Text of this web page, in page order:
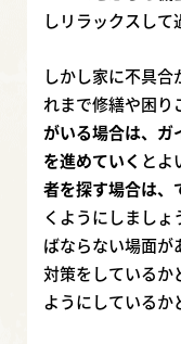
しリラックスして
しかし家に不具
れまで修繕や困り
がいる場合は、ガ
を進めていく とよ
者を探す場合は、
くようにしまし
ばならない場面が
対策をしているか
ようにしているか